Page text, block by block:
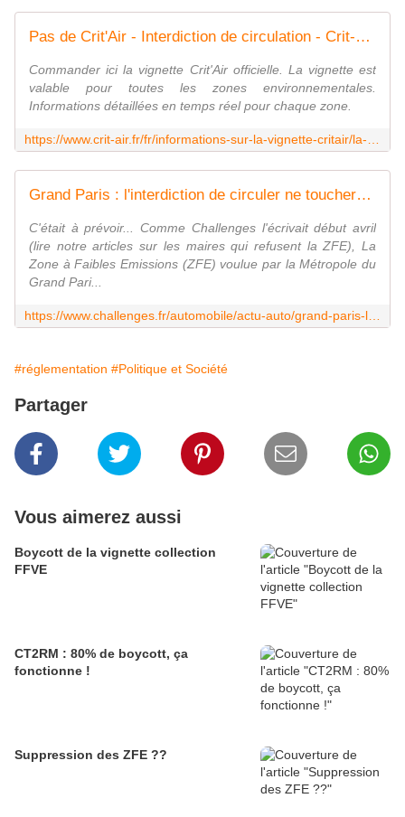
Pas de Crit'Air - Interdiction de circulation - Crit-Air.fr
Commander ici la vignette Crit'Air officielle. La vignette est
valable pour toutes les zones environnementales.
Informations détaillées en temps réel pour chaque zone.
Grand Paris : l'interdiction de circuler ne touchera que la moitié du périmètre
C'était à prévoir... Comme Challenges l'écrivait début avril
(lire notre articles sur les maires qui refusent la ZFE), La
Zone à Faibles Emissions (ZFE) voulue par la Métropole du
Grand Pari...
#réglementation #Politique et Société
Partager
Vous aimerez aussi
Boycott de la vignette collection
FFVE
CT2RM : 80% de boycott, ça
fonctionne !
Suppression des ZFE ??